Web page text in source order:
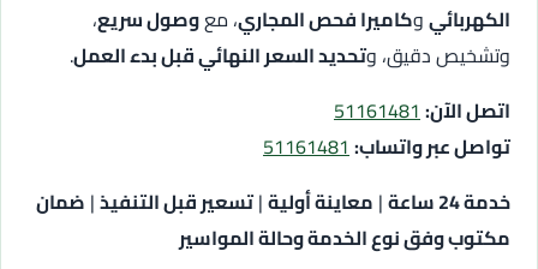
الكهربائيوكاميرا فحص المجاري، معوصول سريع،
وتشخيص دقيق، وتحديد السعر النهائي قبل بدء العمل.
اتصل الآن:51161481
تواصل عبر واتساب:51161481
خدمة 24 ساعة
| معاينة أولية|تسعير قبل التنفيذ| ضمان
مكتوب وفق نوع الخدمة وحالة المواسير